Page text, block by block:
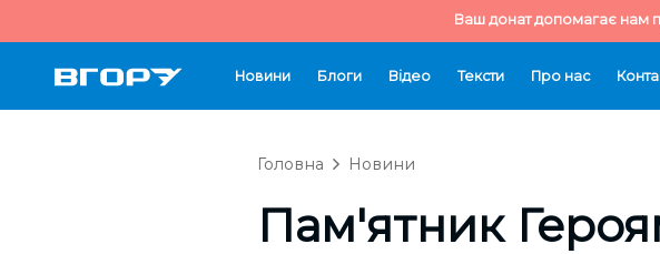
Ваш донат допомагає нам
Новини Блоги Відео Тексти Про нас
Головна Новини
Пам'ятник